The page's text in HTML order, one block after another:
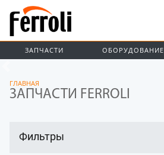
ЗАПЧАСТИ ОБОРУДОВАНИЕ
ГЛАВНАЯ
ЗАПЧАСТИ FERROLI
Фильтры